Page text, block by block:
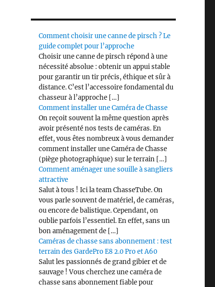
Comment choisir une canne de pirsch ? Le
guide complet pour l’approche
Choisir une canne de pirsch répond à une
nécessité absolue : obtenir un appui stable
pour garantir un tir précis, éthique et sûr à
distance. C’est l’accessoire fondamental du
chasseur à l’approche […]
Comment installer une Caméra de Chasse
On reçoit souvent la même question après
avoir présenté nos tests de caméras. En
effet, vous êtes nombreux à vous demander
comment installer une Caméra de Chasse
(piège photographique) sur le terrain […]
Comment aménager une souille à sangliers
attractive
Salut à tous ! Ici la team ChasseTube. On
vous parle souvent de matériel, de caméras,
ou encore de balistique. Cependant, on
oublie parfois l’essentiel. En effet, sans un
bon aménagement de […]
Caméras de chasse sans abonnement : test
terrain des GardePro E8 2.0 Pro et A60
Salut les passionnés de grand gibier et de
sauvage ! Vous cherchez une caméra de
chasse sans abonnement fiable pour